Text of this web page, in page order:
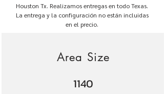
Houston Tx. Realizamos entregas en todo Texas.
La entrega y la configuración no están incluidas
en el precio.
Area Size
1140